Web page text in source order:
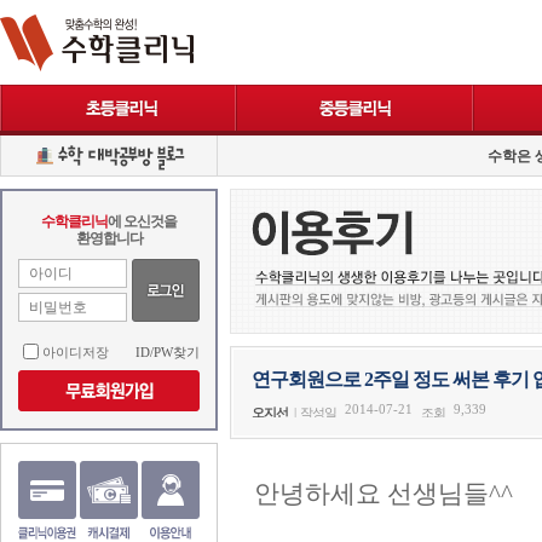
수학은
수학클리닉에 오신것을
환영합니다
아이디저장 ID/PW찾기
연구회원으로 2주일 정도 써본 후기
오지선 | 작성일 2014-07-21 조회 9,339
안녕하세요 선생님들^^